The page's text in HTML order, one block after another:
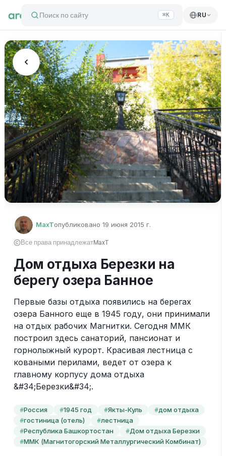
Поиск по сайту ⌘K RU
MaxTопубликовано 19 июня 2015 г.
Все права принадлежатMaxT
Дом отдыха Березки на
берегу озера Банное
Первые базы отдыха появились на берегах
озера Банного еще в 1945 году, они принимали
на отдых рабочих Магнитки. Сегодня ММК
построил здесь санаторий, пансионат и
горнолыжный курорт. Красивая лестница с
коваными перилами, ведет от озера к
главному корпусу дома отдыха
&#34;Березки&#34;.
#Россия #1945 год #Якты-Куль #дом отдыха
#гостиница (отель) #лестница
#Республика Башкортостан #Дом отдыха Березки
#ММК (Магнитогорский Металлургический Комбинат)